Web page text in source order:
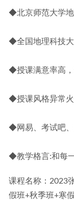
◆北京师范大学
◆全国地理科技
◆授课满意率高，
◆授课风格异常
◆网易、考试吧
◆教学格言:和每
课程名称：2023
假班+秋季班+寒